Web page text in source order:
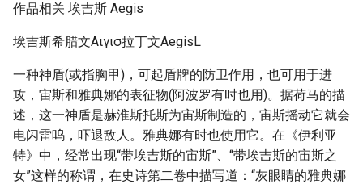
作品相关 埃吉斯 Aegis
埃吉斯希腊文Αιγισ拉丁文AegisL
一种神盾(或指胸甲)，可起盾牌的防卫作用，也可用于进
攻，宙斯和雅典娜的表征物(阿波罗有时也用)。据荷马的描
述，这一神盾是赫淮斯托斯为宙斯制造的，宙斯摇动它就会
电闪雷呜，吓退敌人。雅典娜有时也使用它。在《伊利亚
特》中，经常出现“带埃吉斯的宙斯”、“带埃吉斯的宙斯之
女”这样的称谓，在史诗第二卷中描写道：“灰眼睛的雅典娜